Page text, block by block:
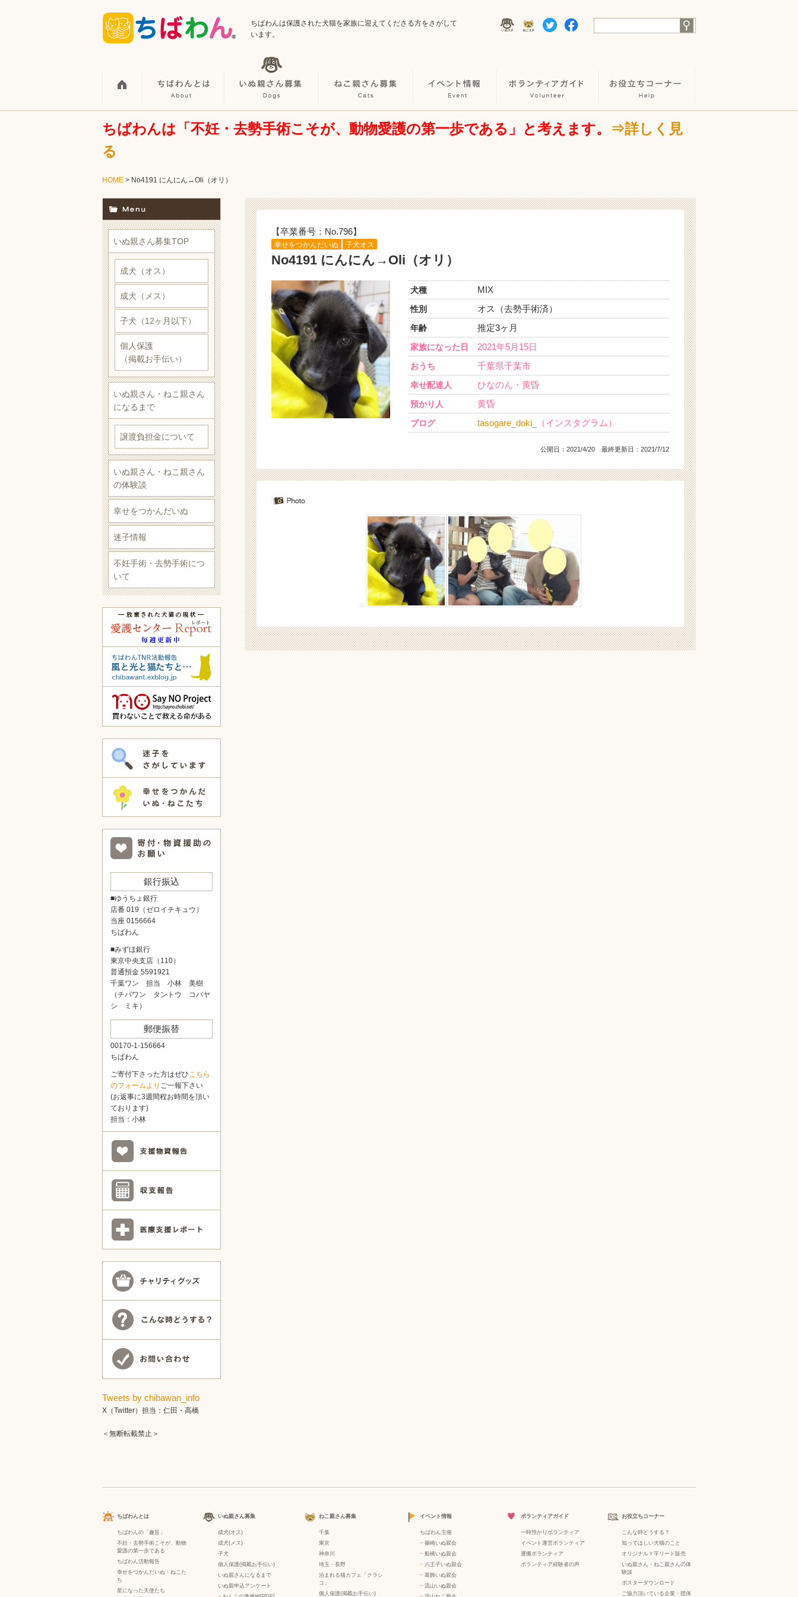
ちばわんは保護された犬猫を家族に迎えてくださる方をさがして
います。
ちばわんは「不妊・去勢手術こそが、動物愛護の第一歩である」と考えます。
⇒詳しく見
る
HOME > No4191 にんにん→Oli（オリ）
【卒業番号：No.796】
幸せをつかんだいぬ 子犬オス
No4191 にんにん→Oli（オリ）
犬種 MIX
性別 オス（去勢手術済）
年齢 推定3ヶ月
家族になった日 2021年5月15日
おうち 千葉県千葉市
幸せ配達人 ひなのん・黄昏
預かり人 黄昏
ブログ tasogare_doki_ （インスタグラム）
公開日： 2021/4/20 最終更新日：2021/7/12
いぬ親さん募集TOP
成犬（オス）
成犬（メス）
子犬（12ヶ月以下）
個人保護
（掲載お手伝い）
いぬ親さん・ねこ親さん
になるまで
譲渡負担金について
いぬ親さん・ねこ親さん
の体験談
幸せをつかんだいぬ
迷子情報
不妊手術・去勢手術につ
いて
銀行振込
■ゆうちょ銀行
店番 019（ゼロイチキュウ）
当座 0156664
ちばわん
■みずほ銀行
東京中央支店（110）
普通預金 5591921
千葉ワン 担当 小林 美樹
（チバワン タントウ コバヤ
シ ミキ）
郵便振替
00170-1-156664
ちばわん
ご寄付下さった方はぜひこちら
のフォームより ご一報下さい
(お返事に3週間程お時間を頂い
ております)
担当：小林
Tweets by chibawan_info
X（Twitter）担当：仁田・高橋
＜無断転載禁止＞
ちばわんとは
ちばわんの「趣旨」
不妊・去勢手術こそが、動物
愛護の第一歩である
ちばわん活動報告
幸せをつかんだいぬ・ねこた
ち
星になった天使たち
いぬ親さん募集
成犬(オス)
成犬(メス)
子犬
個人保護(掲載お手伝い)
いぬ親さんになるまで
いぬ親申込アンケート
ねこ親さん募集
千葉
東京
神奈川
埼玉・長野
泊まれる猫カフェ「クラシ
コ」
個人保護(掲載お手伝い)
イベント情報
ちばわん主催
− 篠崎いぬ親会
− 船橋いぬ親会
− 八王子いぬ親会
− 葛飾いぬ親会
− 流山いぬ親会
ボランティアガイド
一時預かりボランティア
イベント運営ボランティア
運搬ボランティア
ボランティア経験者の声
お役立ちコーナー
こんな時どうする？
知ってほしい犬猫のこと
オリジナルＹ字リード販売
いぬ親さん・ねこ親さんの体
験談
ポスターダウンロード
ご協力頂いている企業・団体